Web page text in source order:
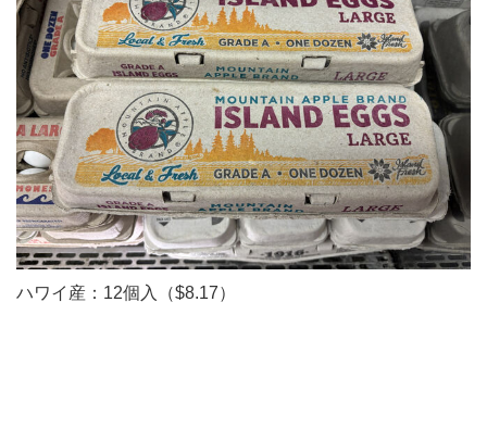
ハワイ産：12個入（$8.17）